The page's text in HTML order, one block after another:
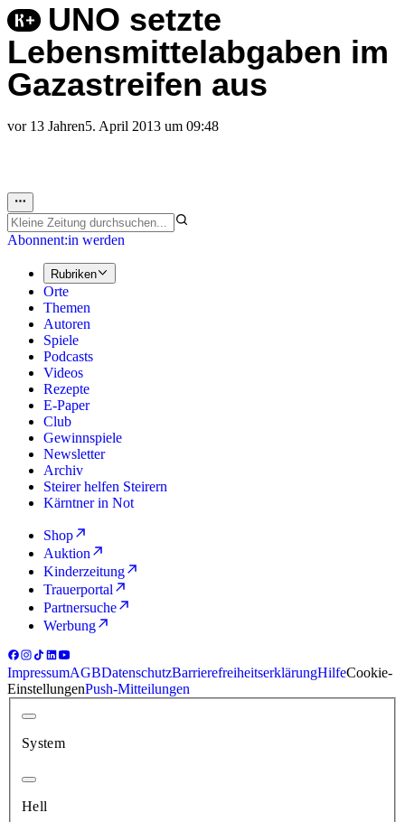
UNO setzte
Lebensmittelabgaben im
Gazastreifen aus
vor 13 Jahren5. April 2013 um 09:48
Abonnent:in werden
Rubriken
Orte
Themen
Autoren
Spiele
Podcasts
Videos
Rezepte
E-Paper
Club
Gewinnspiele
Newsletter
Archiv
Steirer helfen Steirern
Kärntner in Not
Shop
Auktion
Kinderzeitung
Trauerportal
Partnersuche
Werbung
ImpressumAGBDatenschutzBarrierefreiheitserklärungHilfeCookie-
EinstellungenPush-Mitteilungen
System
Hell